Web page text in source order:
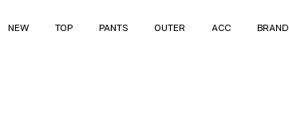
NEW TOP PANTS OUTER ACC BRAND